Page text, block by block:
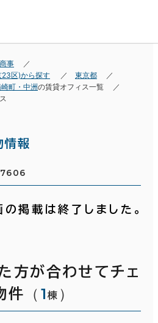
事
23区)から探す
東京都
町・中洲の賃貸オフィス一覧
情報
掲載は終了しました。
方が合わせてチェ
件
（ 1棟 ）